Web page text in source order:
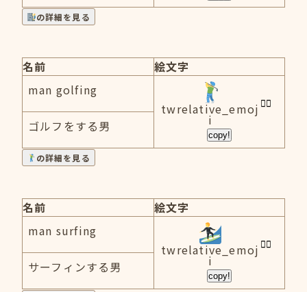
の詳細を見る
名前
絵文字
man golfing
twrelative_emoj
i
copy!
ゴルフをする男
の詳細を見る
名前
絵文字
man surfing
twrelative_emoj
i
copy!
サーフィンする男